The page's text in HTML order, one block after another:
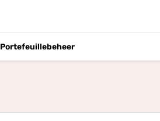
Portefeuillebeheer